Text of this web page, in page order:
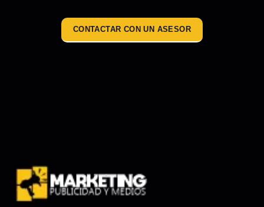
CONTACTAR CON UN ASESOR